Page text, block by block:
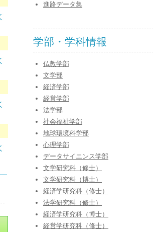
進路データ集
学部・学科情報
仏教学部
文学部
経済学部
経営学部
法学部
社会福祉学部
地球環境科学部
心理学部
データサイエンス学部
文学研究科（修士）
文学研究科（博士）
経済学研究科（修士）
法学研究科（修士）
経済学研究科（博士）
経営学研究科（修士）